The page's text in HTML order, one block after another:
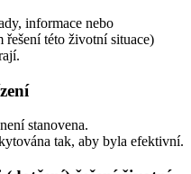
informace nebo
řešení této životní situace)
stanovena.
tak, aby byla efektivní.